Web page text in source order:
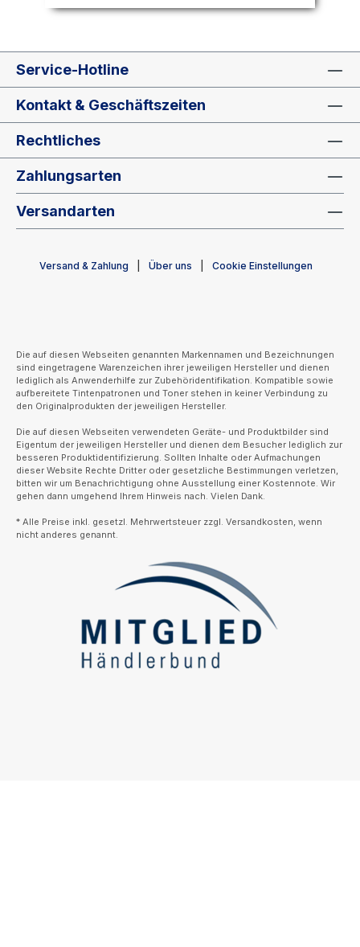
Service-Hotline
Kontakt & Geschäftszeiten
Rechtliches
Zahlungsarten
Versandarten
Versand & Zahlung Über uns Cookie Einstellungen
Die auf diesen Webseiten genannten Markennamen und Bezeichnungen
sind eingetragene Warenzeichen ihrer jeweiligen Hersteller und dienen
lediglich als Anwenderhilfe zur Zubehöridentifikation. Kompatible sowie
aufbereitete Tintenpatronen und Toner stehen in keiner Verbindung zu
den Originalprodukten der jeweiligen Hersteller.
Die auf diesen Webseiten verwendeten Geräte- und Produktbilder sind
Eigentum der jeweiligen Hersteller und dienen dem Besucher lediglich zur
besseren Produktidentifizierung. Sollten Inhalte oder Aufmachungen
dieser Website Rechte Dritter oder gesetzliche Bestimmungen verletzen,
bitten wir um Benachrichtigung ohne Ausstellung einer Kostennote. Wir
gehen dann umgehend Ihrem Hinweis nach. Vielen Dank.
* Alle Preise inkl. gesetzl. Mehrwertsteuer zzgl. Versandkosten, wenn
nicht anderes genannt.